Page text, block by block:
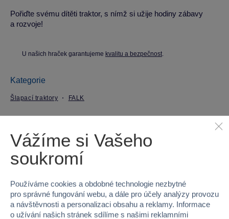
Pořiďte svému dítěti traktor, s nímž si užije hodiny zábavy
a rozvoje!
U našich hraček garantujeme kvalitu a bezpečnost.
Kategorie
Šlapací traktory FALK
EAN
Značka FALK
Vážíme si Vašeho
soukromí
Používáme cookies a obdobné technologie nezbytné
pro správné fungování webu, a dále pro účely analýzy provozu
a návštěvnosti a personalizaci obsahu a reklamy. Informace
o užívání našich stránek sdílíme s našimi reklamními